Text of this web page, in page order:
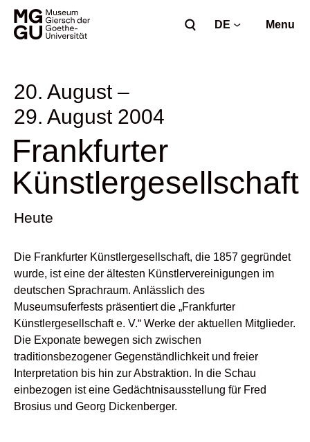
DE Menu
20. August –
29. August 2004
Frankfurter
Künstlergesellschaft
Heute
Die Frankfurter Künstlergesellschaft, die 1857 gegründet
wurde, ist eine der ältesten Künstlervereinigungen im
deutschen Sprachraum. Anlässlich des
Museumsuferfests präsentiert die „Frankfurter
Künstlergesellschaft e. V.“ Werke der aktuellen Mitglieder.
Die Exponate bewegen sich zwischen
traditionsbezogener Gegenständlichkeit und freier
Interpretation bis hin zur Abstraktion. In die Schau
einbezogen ist eine Gedächtnisausstellung für Fred
Brosius und Georg Dickenberger.